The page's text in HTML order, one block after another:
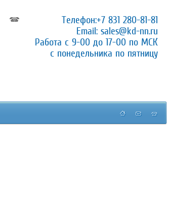
Телефон:+7 831 280-81-81
Email: sales@kd-nn.ru
Работа с 9-00 до 17-00 по МСК
с понедельника по пятницу